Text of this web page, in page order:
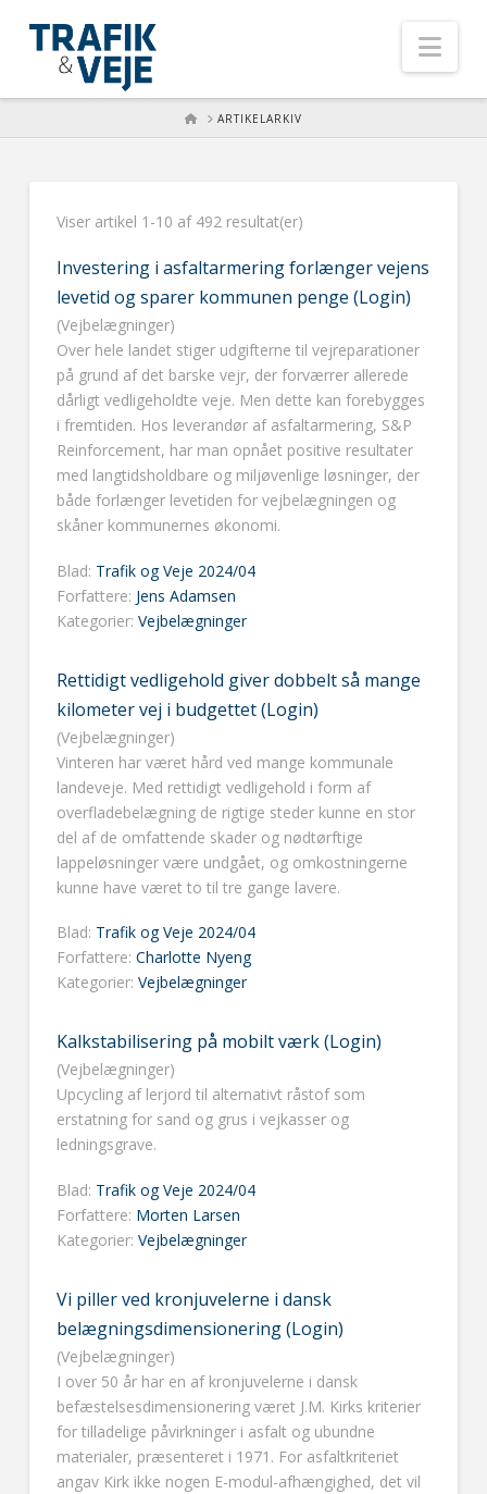
HOMEARTIKELARKIV
Viser artikel 1-10 af 492 resultat(er)
Investering i asfaltarmering forlænger vejens
levetid og sparer kommunen penge (Login)
(Vejbelægninger)
Over hele landet stiger udgifterne til vejreparationer
på grund af det barske vejr, der forværrer allerede
dårligt vedligeholdte veje. Men dette kan forebygges
i fremtiden. Hos leverandør af asfaltarmering, S&P
Reinforcement, har man opnået positive resultater
med langtidsholdbare og miljøvenlige løsninger, der
både forlænger levetiden for vejbelægningen og
skåner kommunernes økonomi.
Blad: Trafik og Veje 2024/04
Forfattere: Jens Adamsen
Kategorier: Vejbelægninger
Rettidigt vedligehold giver dobbelt så mange
kilometer vej i budgettet (Login)
(Vejbelægninger)
Vinteren har været hård ved mange kommunale
landeveje. Med rettidigt vedligehold i form af
overfladebelægning de rigtige steder kunne en stor
del af de omfattende skader og nødtørftige
lappeløsninger være undgået, og omkostningerne
kunne have været to til tre gange lavere.
Blad: Trafik og Veje 2024/04
Forfattere: Charlotte Nyeng
Kategorier: Vejbelægninger
Kalkstabilisering på mobilt værk (Login)
(Vejbelægninger)
Upcycling af lerjord til alternativt råstof som
erstatning for sand og grus i vejkasser og
ledningsgrave.
Blad: Trafik og Veje 2024/04
Forfattere: Morten Larsen
Kategorier: Vejbelægninger
Vi piller ved kronjuvelerne i dansk
belægningsdimensionering (Login)
(Vejbelægninger)
I over 50 år har en af kronjuvelerne i dansk
befæstelsesdimensionering været J.M. Kirks kriterier
for tilladelige påvirkninger i asfalt og ubundne
materialer, præsenteret i 1971. For asfaltkriteriet
angav Kirk ikke nogen E-modul-afhængighed, det vil